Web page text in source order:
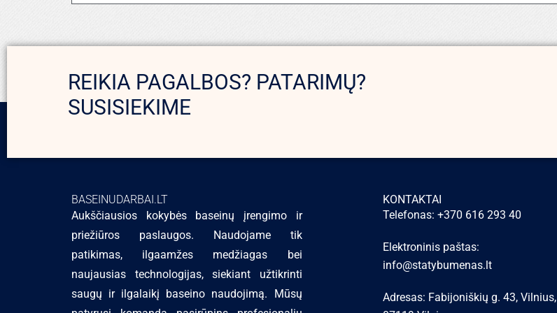
REIKIA PAGALBOS? PATARIMŲ?
SUSISIEKIME
BASEINUDARBAI.LT
Aukščiausios kokybės baseinų įrengimo ir
priežiūros paslaugos. Naudojame tik
patikimas, ilgaamžes medžiagas bei
naujausias technologijas, siekiant užtikrinti
saugų ir ilgalaikį baseino naudojimą. Mūsų
KONTAKTAI
Telefonas: +370 616 293 40
Elektroninis paštas:
info@statybumenas.lt
Adresas: Fabijoniškių g. 43, Vilnius,